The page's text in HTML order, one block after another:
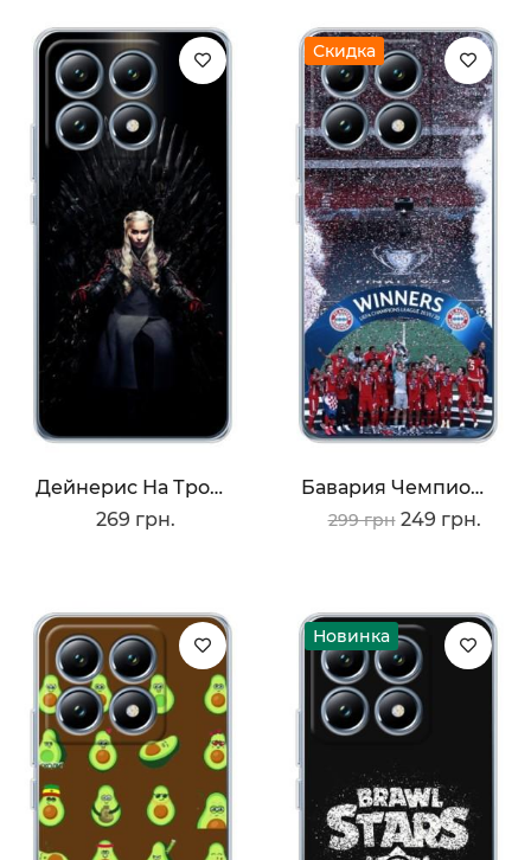
Дейнерис На Троне
269 грн.
Скидка
Бавария Чемпионы
299 грн 249 грн.
Новинка